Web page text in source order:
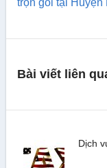
trọn gói tại Huyện
Bài viết liên
Dịch